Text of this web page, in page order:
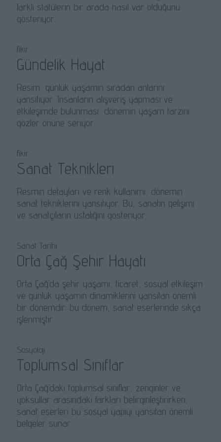
farklı statülerin bir arada nasıl var olduğunu
gösteriyor.
fikir
Gündelik Hayat
Resim, günlük yaşamın sıradan anlarını
yansıtıyor. İnsanların alışveriş yapması ve
etkileşimde bulunması, dönemin yaşam tarzını
gözler önüne seriyor.
fikir
Sanat Teknikleri
Resmin detayları ve renk kullanımı, dönemin
sanat tekniklerini yansıtıyor. Bu, sanatın gelişimi
ve sanatçıların ustalığını gösteriyor.
Sanat Tarihi
Orta Çağ Şehir Hayatı
Orta Çağ’da şehir yaşamı, ticaret, sosyal etkileşim
ve günlük yaşamın dinamiklerini yansıtan önemli
bir dönemdir; bu dönem, sanat eserlerinde sıkça
işlenmiştir.
Sosyoloji
Toplumsal Sınıflar
Orta Çağ’daki toplumsal sınıflar, zenginler ve
yoksullar arasındaki farkları belirginleştirirken,
sanat eserleri bu sosyal yapıyı yansıtan önemli
belgeler sunar.